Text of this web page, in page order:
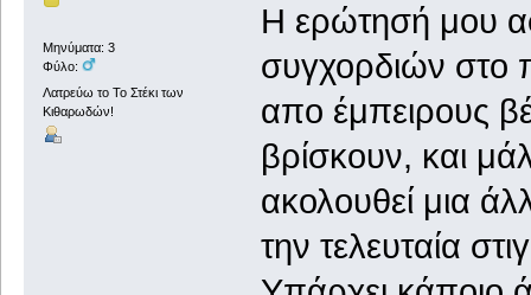
Μηνύματα: 3
Φύλο:
Λατρεύω το Το Στέκι των
Κιθαρωδών!
Η ερώτησή μου
συγχορδιών στο
απο έμπειρους
βρίσκουν, και
ακολουθεί μια
την τελευταία